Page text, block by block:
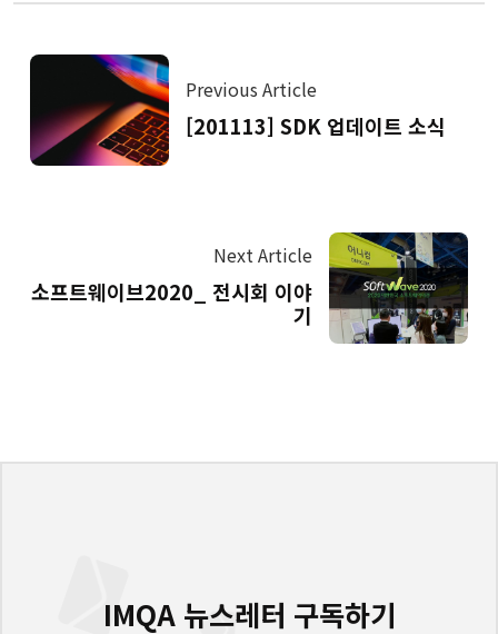
Previous Article
[201113] SDK 업데이트 소식
Next Article
소프트웨이브2020_ 전시회 이야
기
IMQA 뉴스레터 구독하기